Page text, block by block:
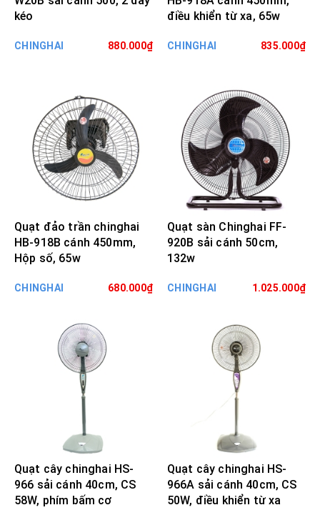
kéo
CHINGHAI 880.000₫
điều khiển từ xa, 65w
CHINGHAI 835.000₫
Quạt đảo trần chinghai
HB-918B cánh 450mm,
Hộp số, 65w
CHINGHAI 680.000₫
Quạt sàn Chinghai FF-
920B sải cánh 50cm,
132w
CHINGHAI 1.025.000₫
Quạt cây chinghai HS-
966 sải cánh 40cm, CS
58W, phím bấm cơ
Quạt cây chinghai HS-
966A sải cánh 40cm, CS
50W, điều khiển từ xa